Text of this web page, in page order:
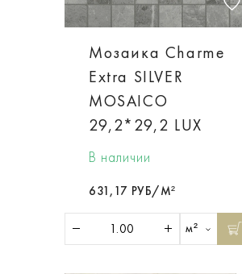
Мозаика Charme
Extra SILVER
MOSAICO
29,2*29,2 LUX
В наличии
631,17 РУБ/М²
м²